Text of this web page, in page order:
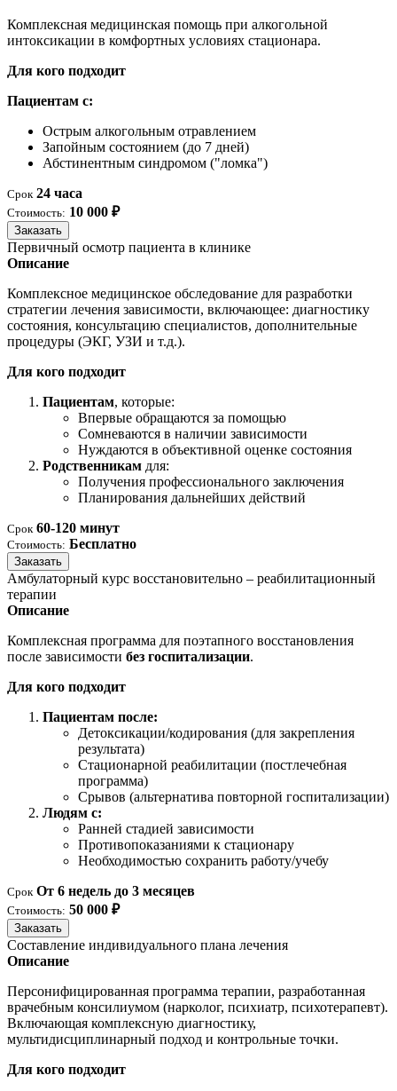
Комплексная медицинская помощь при алкогольной
интоксикации в комфортных условиях стационара.
Для кого подходит
Пациентам с:
Острым алкогольным отравлением
Запойным состоянием (до 7 дней)
Абстинентным синдромом ("ломка")
Срок 24 часа
Стоимость: 10 000 ₽
Заказать
Первичный осмотр пациента в клинике
Описание
Комплексное медицинское обследование для разработки
стратегии лечения зависимости, включающее: диагностику
состояния, консультацию специалистов, дополнительные
процедуры (ЭКГ, УЗИ и т.д.).
Для кого подходит
Пациентам, которые:
Впервые обращаются за помощью
Сомневаются в наличии зависимости
Нуждаются в объективной оценке состояния
Родственникам для:
Получения профессионального заключения
Планирования дальнейших действий
Срок 60-120 минут
Стоимость: Бесплатно
Заказать
Амбулаторный курс восстановительно – реабилитационный
терапии
Описание
Комплексная программа для поэтапного восстановления
после зависимости без госпитализации.
Для кого подходит
Пациентам после:
Детоксикации/кодирования (для закрепления
результата)
Стационарной реабилитации (постлечебная
программа)
Срывов (альтернатива повторной госпитализации)
Людям с:
Ранней стадией зависимости
Противопоказаниями к стационару
Необходимостью сохранить работу/учебу
Срок От 6 недель до 3 месяцев
Стоимость: 50 000 ₽
Заказать
Составление индивидуального плана лечения
Описание
Персонифицированная программа терапии, разработанная
врачебным консилиумом (нарколог, психиатр, психотерапевт).
Включающая комплексную диагностику,
мультидисциплинарный подход и контрольные точки.
Для кого подходит